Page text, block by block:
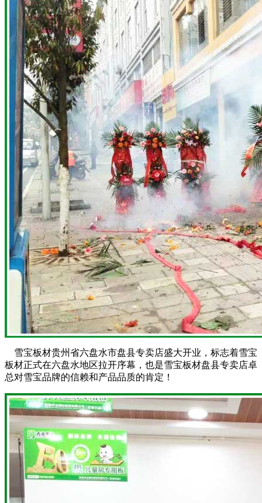
雪宝板材贵州省六盘水市盘县专卖店盛大开业，标志着雪宝
板材正式在六盘水地区拉开序幕，也是雪宝板材盘县专卖店卓
总对雪宝品牌的信赖和产品品质的肯定！